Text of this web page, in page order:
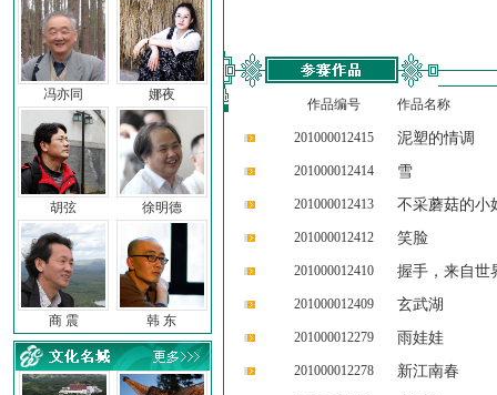
冯亦同 娜夜
胡弦 徐明德
商 震 韩 东
作品编号 作品名称
201000012415 泥塑的情调
201000012414 雪
201000012413 不采蘑菇的小
201000012412 笑脸
201000012410 握手，来自世
201000012409 玄武湖
201000012279 雨娃娃
201000012278 新江南春